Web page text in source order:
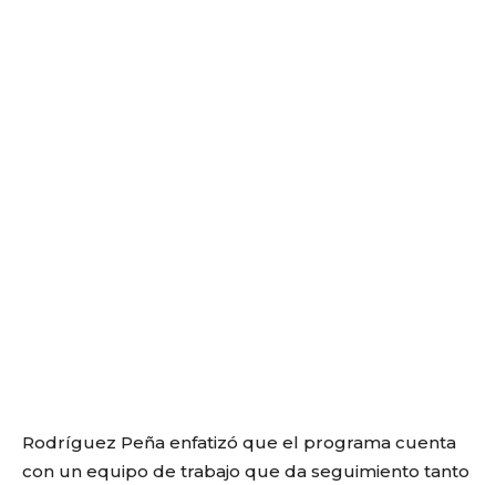
Rodríguez Peña enfatizó que el programa cuenta
con un equipo de trabajo que da seguimiento tanto